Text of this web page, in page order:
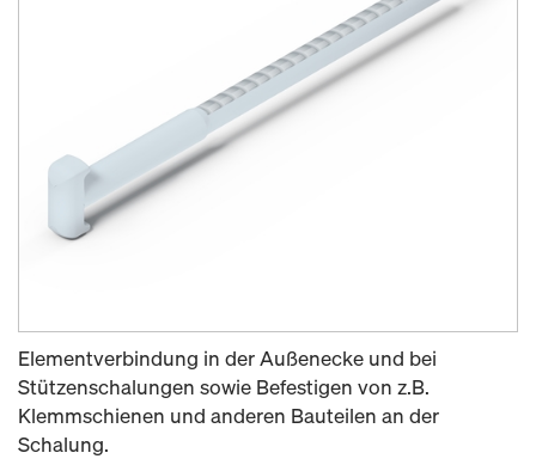
Elementverbindung in der Außenecke und bei
Stützenschalungen sowie Befestigen von z.B.
Klemmschienen und anderen Bauteilen an der
Schalung.